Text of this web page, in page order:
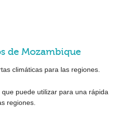
de Mozambique
climáticas para las regiones.
puede utilizar para una rápida
regiones.